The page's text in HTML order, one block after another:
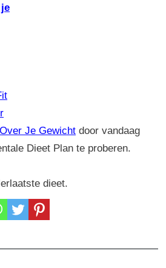
Je Gewicht door vandaag
Dieet Plan te proberen.
dieet.